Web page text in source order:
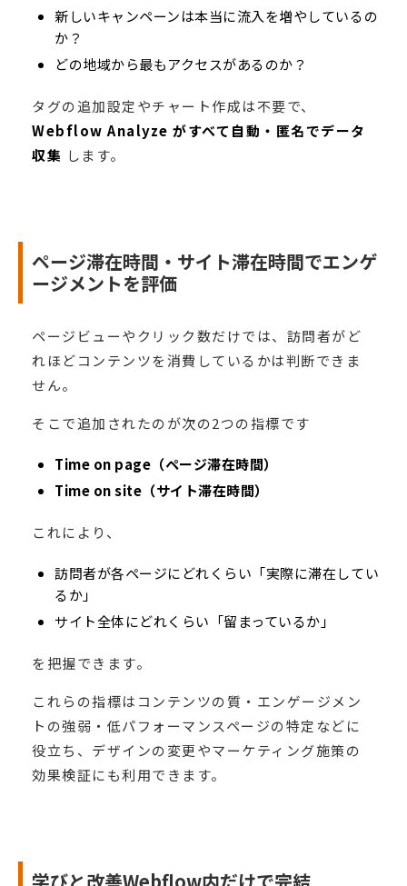
新しいキャンペーンは本当に流入を増やしているの
か？
どの地域から最もアクセスがあるのか？
タグの追加設定やチャート作成は不要で、
Webflow Analyze がすべて自動・匿名でデータ
収集 します。
ページ滞在時間・サイト滞在時間でエンゲ
ージメントを評価
ページビューやクリック数だけでは、訪問者がど
れほどコンテンツを消費しているかは判断できま
せん。
そこで追加されたのが次の2つの指標です
Time on page（ページ滞在時間）
Time on site（サイト滞在時間）
これにより、
訪問者が各ページにどれくらい「実際に滞在してい
るか」
サイト全体にどれくらい「留まっているか」
を把握できます。
これらの指標はコンテンツの質・エンゲージメン
トの強弱・低パフォーマンスページの特定などに
役立ち、デザインの変更やマーケティング施策の
効果検証にも利用できます。